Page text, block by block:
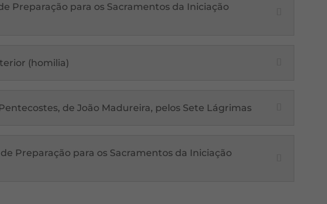
Preparação para os Sacramentos da Iniciação
(homilia)
de João Madureira, pelos Sete Lágrimas
Preparação para os Sacramentos da Iniciação